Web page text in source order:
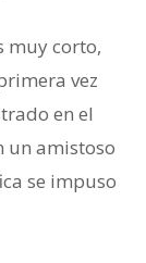
muy corto,
vez
en el
un amistoso
se impuso